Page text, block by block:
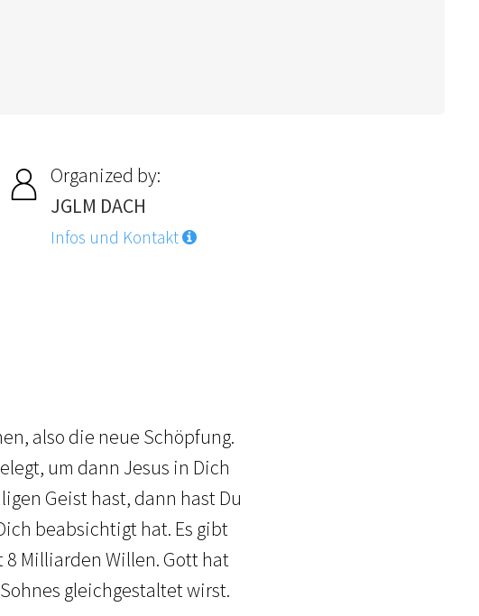
Organized by:
JGLM DACH
Infos und Kontakt
also die neue Schöpfung.
um dann Jesus in Dich
Geist hast, dann hast Du
beabsichtigt hat. Es gibt
Milliarden Willen. Gott hat
gleichgestaltet wirst.